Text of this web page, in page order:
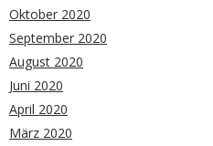
Oktober 2020
September 2020
August 2020
Juni 2020
April 2020
März 2020